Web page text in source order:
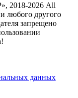
2018-2026 All
любого другого
запрещено
данных